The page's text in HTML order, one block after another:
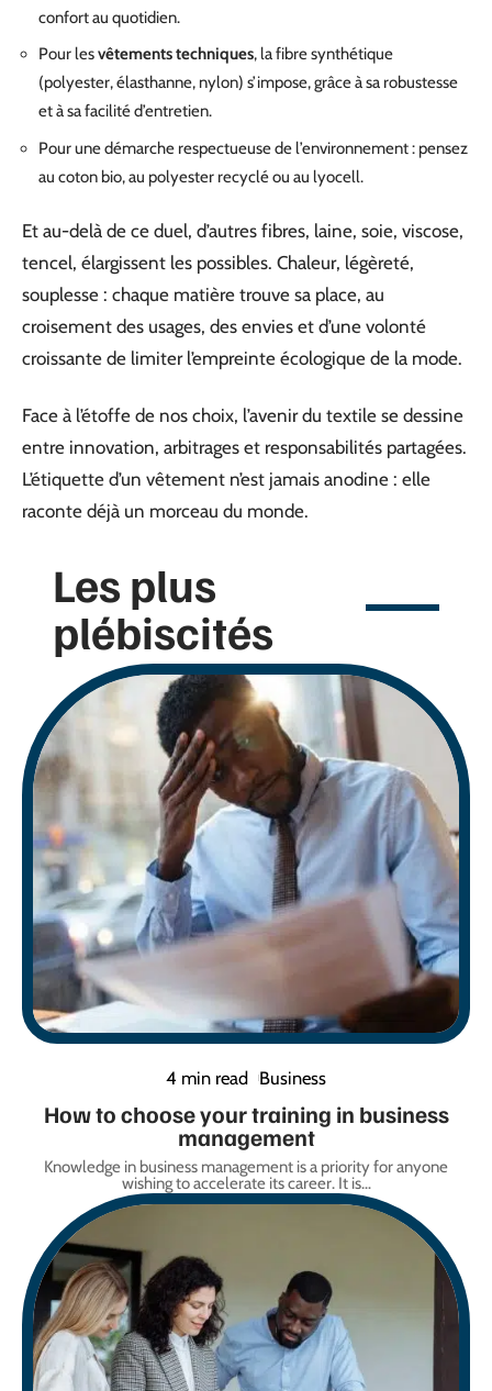
confort au quotidien.
Pour lesvêtements techniques, la fibre synthétique
(polyester, élasthanne, nylon) s’impose, grâce à sa robustesse
et à sa facilité d’entretien.
Pour une démarche respectueuse de l’environnement : pensez
au coton bio, au polyester recyclé ou au lyocell.
Et au-delà de ce duel, d’autres fibres, laine, soie, viscose,
tencel, élargissent les possibles. Chaleur, légèreté,
souplesse : chaque matière trouve sa place, au
croisement des usages, des envies et d’une volonté
croissante de limiter l’empreinte écologique de la mode.
Face à l’étoffe de nos choix, l’avenir du textile se dessine
entre innovation, arbitrages et responsabilités partagées.
L’étiquette d’un vêtement n’est jamais anodine : elle
raconte déjà un morceau du monde.
Les plus
plébiscités
4 min read Business
How to choose your training in business
management
Knowledge in business management is a priority for anyone
wishing to accelerate its career. It is…